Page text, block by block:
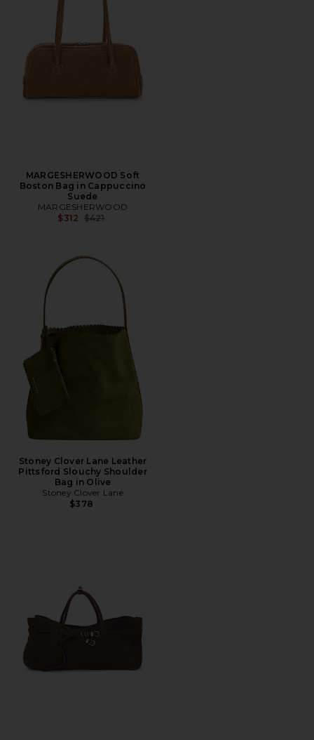
MARGESHERWOOD Soft
Boston Bag in Cappuccino
Suede
MARGESHERWOOD
$312 Preço anterior:
$421
Stoney Clover Lane Leather
Pittsford Slouchy Shoulder
Bag in Olive
Stoney Clover Lane
$378